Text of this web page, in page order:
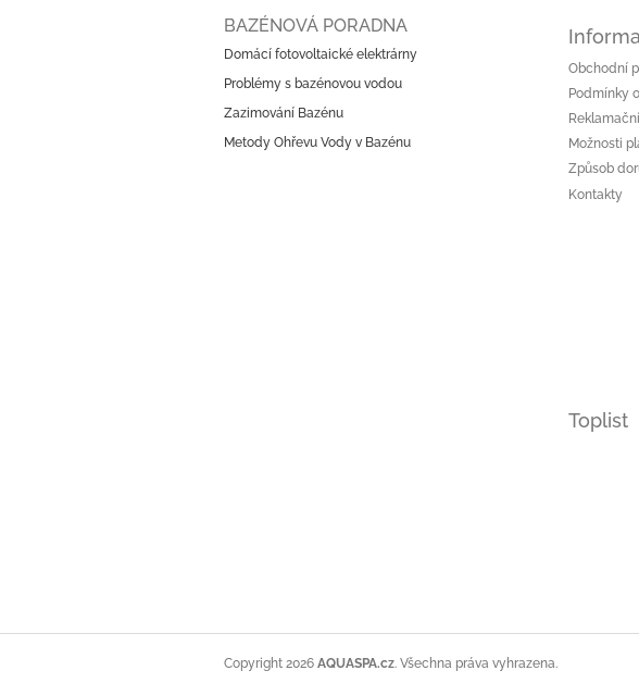
BAZÉNOVÁ PORADNA
Domácí fotovoltaické elektrárny
Problémy s bazénovou vodou
Zazimování Bazénu
Metody Ohřevu Vody v Bazénu
Obchodní
Podmínky
Možnosti
Způsob
Kontakty
Toplist
Copyright 2026 AQUASPA.cz. Všechna práva vyhrazena.